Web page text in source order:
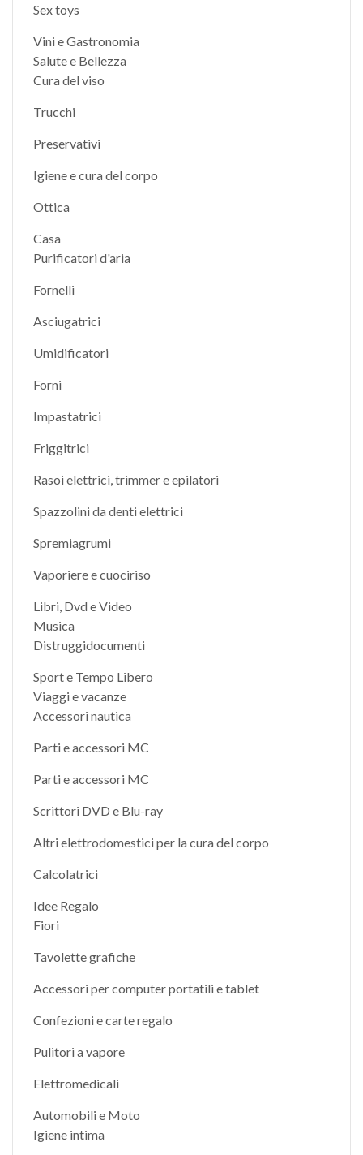
Sex toys
Vini e Gastronomia
Salute e Bellezza
Cura del viso
Trucchi
Preservativi
Igiene e cura del corpo
Ottica
Casa
Purificatori d'aria
Fornelli
Asciugatrici
Umidificatori
Forni
Impastatrici
Friggitrici
Rasoi elettrici, trimmer e epilatori
Spazzolini da denti elettrici
Spremiagrumi
Vaporiere e cuociriso
Libri, Dvd e Video
Musica
Distruggidocumenti
Sport e Tempo Libero
Viaggi e vacanze
Accessori nautica
Parti e accessori MC
Parti e accessori MC
Scrittori DVD e Blu-ray
Altri elettrodomestici per la cura del corpo
Calcolatrici
Idee Regalo
Fiori
Tavolette grafiche
Accessori per computer portatili e tablet
Confezioni e carte regalo
Pulitori a vapore
Elettromedicali
Automobili e Moto
Igiene intima